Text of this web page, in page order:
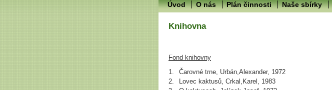
Úvod O nás Plán činnosti Naše sbírky
Knihovna
Fond knihovny
1.
Čarovné trne, Urbán,Alexander, 1972
2.
Lovec kaktusů, Crkal,Karel, 1983